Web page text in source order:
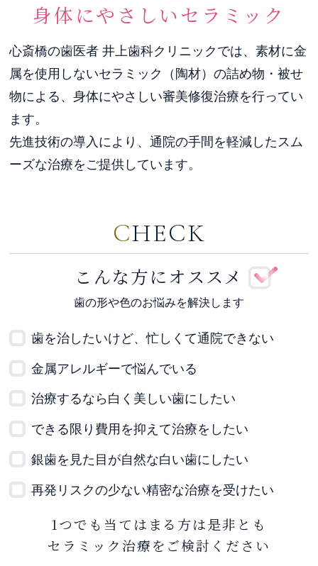
身体にやさしいセラミック
心斎橋の歯医者 井上歯科クリニックでは、素材に金
属を使用しないセラミック（陶材）の詰め物・被せ
物による、身体にやさしい審美修復治療を行ってい
ます。
先進技術の導入により、通院の手間を軽減したスム
ーズな治療をご提供しています。
CHECK
こんな方にオススメ
歯の形や色のお悩みを解決します
歯を治したいけど、忙しくて通院できない
金属アレルギーで悩んでいる
治療するなら白く美しい歯にしたい
できる限り費用を抑えて治療をしたい
銀歯を見た目が自然な白い歯にしたい
再発リスクの少ない精密な治療を受けたい
1つでも当てはまる方は是非とも
セラミック治療をご検討ください